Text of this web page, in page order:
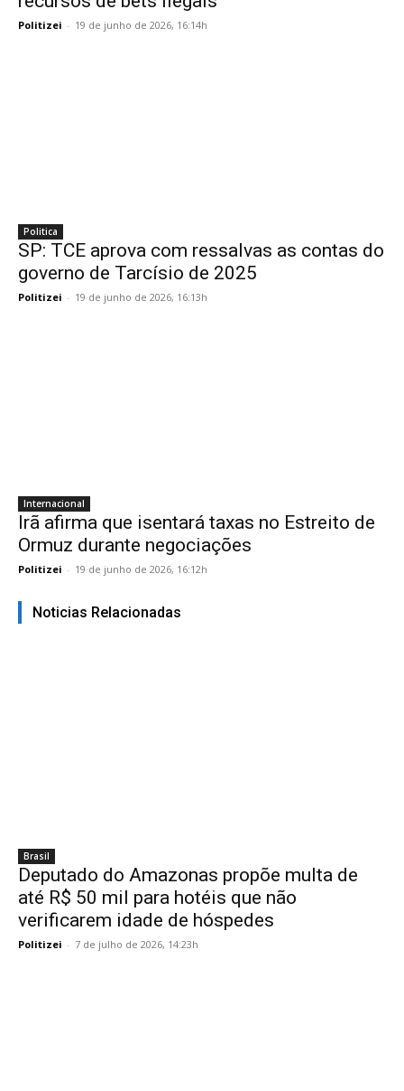
Politizei - 19 de junho de 2026, 16:14h
Politica
SP: TCE aprova com ressalvas as contas do
governo de Tarcísio de 2025
Politizei - 19 de junho de 2026, 16:13h
Internacional
Irã afirma que isentará taxas no Estreito de
Ormuz durante negociações
Politizei - 19 de junho de 2026, 16:12h
Noticias Relacionadas
Brasil
Deputado do Amazonas propõe multa de
até R$ 50 mil para hotéis que não
verificarem idade de hóspedes
Politizei - 7 de julho de 2026, 14:23h